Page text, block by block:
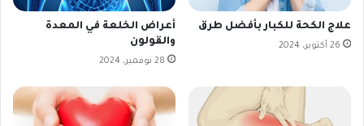
علاج الكحة للكبار بأفضل طرق
26 أكتوبر، 2024
أعراض الخلعة في المعدة
والقولون
28 نوفمبر، 2024